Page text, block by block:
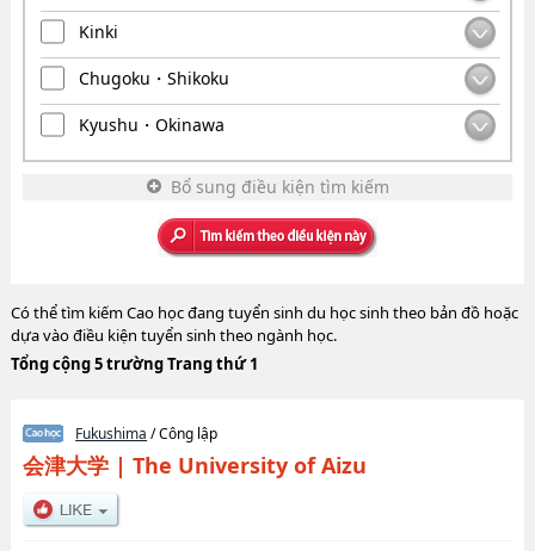
Kinki
Chugoku・Shikoku
Kyushu・Okinawa
Bổ sung điều kiện tìm kiếm
Có thể tìm kiếm Cao học đang tuyển sinh du học sinh theo bản đồ hoặc
dựa vào điều kiện tuyển sinh theo ngành học.
Tổng cộng 5 trường Trang thứ 1
Fukushima / Công lập
会津大学| The University of Aizu